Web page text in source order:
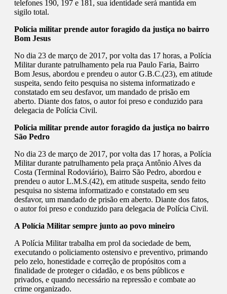
telefones 190, 197 e 181, sua identidade será mantida em
sigilo total.
Polícia militar prende autor foragido da justiça no bairro
Bom Jesus
No dia 23 de março de 2017, por volta das 17 horas, a Polícia
Militar durante patrulhamento pela rua Paulo Faria, Bairro
Bom Jesus, abordou e prendeu o autor G.B.C.(23), em atitude
suspeita, sendo feito pesquisa no sistema informatizado e
constatado em seu desfavor, um mandado de prisão em
aberto. Diante dos fatos, o autor foi preso e conduzido para
delegacia de Polícia Civil.
Polícia militar prende autor foragido da justiça no bairro
São Pedro
No dia 23 de março de 2017, por volta das 17 horas, a Polícia
Militar durante patrulhamento pela praça Antônio Alves da
Costa (Terminal Rodoviário), Bairro São Pedro, abordou e
prendeu o autor L.M.S.(42), em atitude suspeita, sendo feito
pesquisa no sistema informatizado e constatado em seu
desfavor, um mandado de prisão em aberto. Diante dos fatos,
o autor foi preso e conduzido para delegacia de Polícia Civil.
A Polícia Militar sempre junto ao povo mineiro
A Polícia Militar trabalha em prol da sociedade de bem,
executando o policiamento ostensivo e preventivo, primando
pelo zelo, honestidade e correção de propósitos com a
finalidade de proteger o cidadão, e os bens públicos e
privados, e quando necessário na repressão e combate ao
crime organizado.